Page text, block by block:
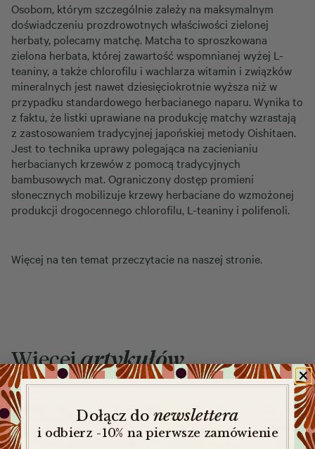
Osobom, którym szczególnie zależy na maksymalnym
doświadczeniu prozdrowotnych właściwości zielonej
herbaty, polecamy matchę. Matcha to sproszkowana
zielona herbata, której zawartość wspomnianej wyżej L-
teaniny, a także chlorofilu i wachlarza witamin i związków
mineralnych jest nawet dziesięciokrotnie wyższa niż w
przypadku standardowego herbacianego naparu. Wynika to
z faktu, że listki uprawiane na produkcję matchy wzrastają
z zastosowaniem tradycyjnej japońskiej metody Oishitaen.
Jest to technika uprawy polegająca na zacienianiu
herbacianych krzewów z pomocą tradycyjnych
bambusowych mat. Ograniczony dostęp promieni
słonecznych mobilizuje krzewy herbaciane do wzmożonej
produkcji drogocennego chlorofilu, L-teaniny i polifenoli.
Więcej na ten temat przeczytacie na naszej stronie.
Więcejartykułów
Dołącz do newslettera
i odbierz -10% na pierwsze zamówienie